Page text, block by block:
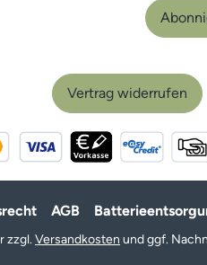
Vertrag widerrufen
AGB
zzgl. Versandkosten und ggf.